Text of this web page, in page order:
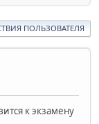
ПОЛЬЗОВАТЕЛЯ
к экзамену